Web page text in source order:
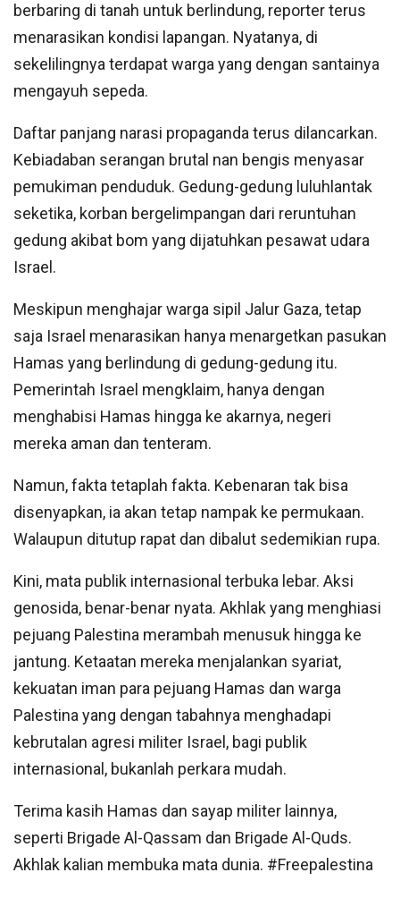
berbaring di tanah untuk berlindung, reporter terus
menarasikan kondisi lapangan. Nyatanya, di
sekelilingnya terdapat warga yang dengan santainya
mengayuh sepeda.
Daftar panjang narasi propaganda terus dilancarkan.
Kebiadaban serangan brutal nan bengis menyasar
pemukiman penduduk. Gedung-gedung luluhlantak
seketika, korban bergelimpangan dari reruntuhan
gedung akibat bom yang dijatuhkan pesawat udara
Israel.
Meskipun menghajar warga sipil Jalur Gaza, tetap
saja Israel menarasikan hanya menargetkan pasukan
Hamas yang berlindung di gedung-gedung itu.
Pemerintah Israel mengklaim, hanya dengan
menghabisi Hamas hingga ke akarnya, negeri
mereka aman dan tenteram.
Namun, fakta tetaplah fakta. Kebenaran tak bisa
disenyapkan, ia akan tetap nampak ke permukaan.
Walaupun ditutup rapat dan dibalut sedemikian rupa.
Kini, mata publik internasional terbuka lebar. Aksi
genosida, benar-benar nyata. Akhlak yang menghiasi
pejuang Palestina merambah menusuk hingga ke
jantung. Ketaatan mereka menjalankan syariat,
kekuatan iman para pejuang Hamas dan warga
Palestina yang dengan tabahnya menghadapi
kebrutalan agresi militer Israel, bagi publik
internasional, bukanlah perkara mudah.
Terima kasih Hamas dan sayap militer lainnya,
seperti Brigade Al-Qassam dan Brigade Al-Quds.
Akhlak kalian membuka mata dunia. #Freepalestina